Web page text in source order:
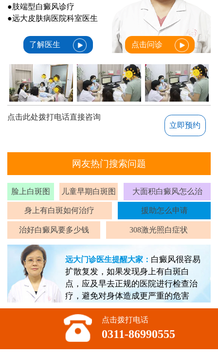
●肢端型白癜风诊疗
●远大皮肤病医院科室医生
了解医生 点击问诊
点击此处拨打电话直接咨询
立即预约
网友热门搜索问题
脸上白斑图 儿童早期白斑图 大面积白癜风怎么治
身上有白斑如何治疗 援助怎么申请
治好白癜风要多少钱 308激光照白症状
远大门诊医生提醒大家： 白癜风很容易
扩散复发，如果发现身上有白斑白
点，应及早去正规的医院进行检查治
疗，避免对身体造成更严重的危害
点击拨打电话
0311-86990555